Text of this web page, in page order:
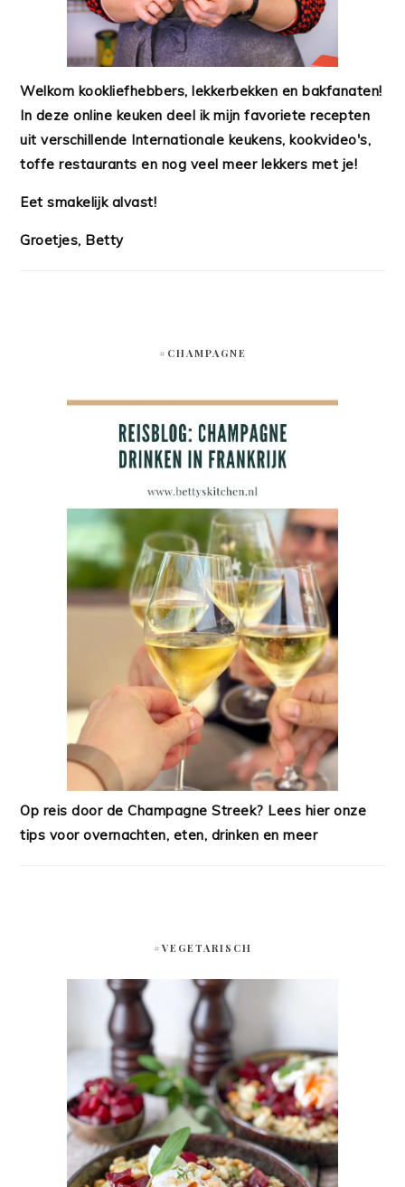
Welkom kookliefhebbers, lekkerbekken en bakfanaten!
In deze online keuken deel ik mijn favoriete recepten
uit verschillende Internationale keukens, kookvideo's,
toffe restaurants en nog veel meer lekkers met je!
Eet smakelijk alvast!
Groetjes, Betty
#CHAMPAGNE
Op reis door de Champagne Streek? Lees hier onze
tips voor overnachten, eten, drinken en meer
#VEGETARISCH